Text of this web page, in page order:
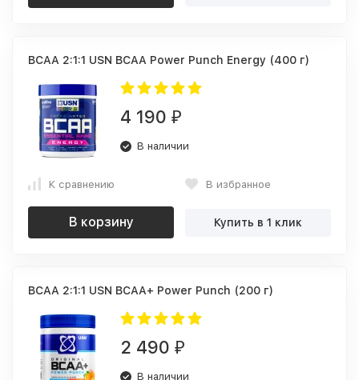
BCAA 2:1:1 USN BCAA Power Punch Energy (400 г)
4 190 ₽
В наличии
К сравнению В избранное
В корзину Купить в 1 клик
BCAA 2:1:1 USN BCAA+ Power Punch (200 г)
2 490 ₽
В наличии